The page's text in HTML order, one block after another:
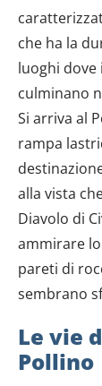
che ha la
luoghi dove
culminano
Si arriva al
rampa
alla vista
Diavolo di
ammirare
pareti di
sembrano
Le vie
Pollino